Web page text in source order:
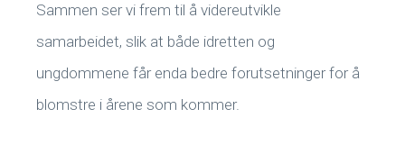
Sammen ser vi frem til å videreutvikle
samarbeidet, slik at både idretten og
ungdommene får enda bedre forutsetninger for å
blomstre i årene som kommer.